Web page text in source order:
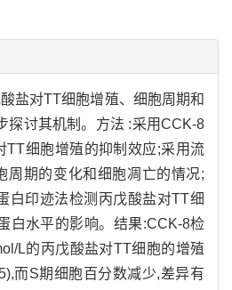
盐对TT细胞增殖、细胞周期和
探讨其机制。方法 :采用CCK-8
TT细胞增殖的抑制效应;采用流
周期的变化和细胞凋亡的情况;
白印迹法检测丙戊酸盐对TT细
白水平的影响。结果:CCK-8检
L的丙戊酸盐对TT细胞的增殖
而S期细胞百分数减少,差异有